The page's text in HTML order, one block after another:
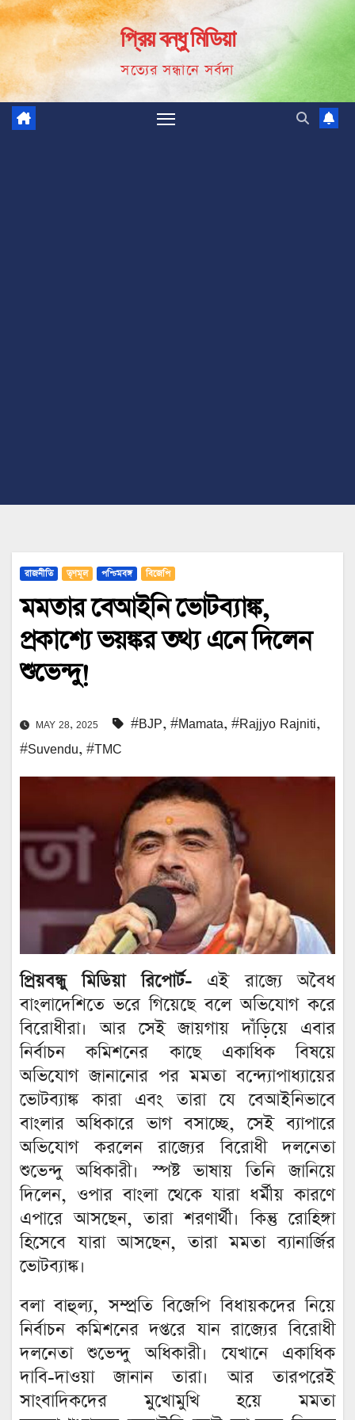
Skip
to
content
প্রিয় বন্ধু মিডিয়া
সত্যের সন্ধানে সর্বদা
রাজনীতি তৃণমূল পশ্চিমবঙ্গ বিজেপি
মমতার বেআইনি ভোটব্যাঙ্ক,
প্রকাশ্যে ভয়ঙ্কর তথ্য এনে দিলেন
শুভেন্দু!
MAY 28, 2025 #BJP, #Mamata, #Rajjyo Rajniti,
#Suvendu, #TMC
প্রিয়বন্ধু মিডিয়া রিপোর্ট- এই রাজ্যে অবৈধ
বাংলাদেশিতে ভরে গিয়েছে বলে অভিযোগ করে
বিরোধীরা। আর সেই জায়গায় দাঁড়িয়ে এবার
নির্বাচন কমিশনের কাছে একাধিক বিষয়ে
অভিযোগ জানানোর পর মমতা বন্দ্যোপাধ্যায়ের
ভোটব্যাঙ্ক কারা এবং তারা যে বেআইনিভাবে
বাংলার অধিকারে ভাগ বসাচ্ছে, সেই ব্যাপারে
অভিযোগ করলেন রাজ্যের বিরোধী দলনেতা
শুভেন্দু অধিকারী। স্পষ্ট ভাষায় তিনি জানিয়ে
দিলেন, ওপার বাংলা থেকে যারা ধর্মীয় কারণে
এপারে আসছেন, তারা শরণার্থী। কিন্তু রোহিঙ্গা
হিসেবে যারা আসছেন, তারা মমতা ব্যানার্জির
ভোটব্যাঙ্ক।
বলা বাহুল্য, সম্প্রতি বিজেপি বিধায়কদের নিয়ে
নির্বাচন কমিশনের দপ্তরে যান রাজ্যের বিরোধী
দলনেতা শুভেন্দু অধিকারী। যেখানে একাধিক
দাবি-দাওয়া জানান তারা‌। আর তারপরেই
সাংবাদিকদের মুখোমুখি হয়ে মমতা